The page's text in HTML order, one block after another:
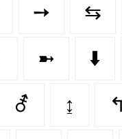
➙ ⇆
➼ ⬇️
⚦ ↨ ↰